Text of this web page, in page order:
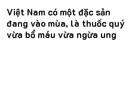
Việt Nam có một đặc sản
đang vào mùa, là thuốc quý
vừa bổ máu vừa ngừa ung